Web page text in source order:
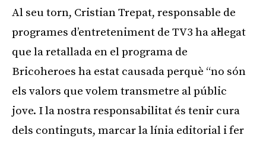
Al seu torn, Cristian Trepat, responsable de
programes d’entreteniment de TV3 ha al·legat
que la retallada en el programa de
Bricoheroes ha estat causada perquè “no són
els valors que volem transmetre al públic
jove. I la nostra responsabilitat és tenir cura
dels continguts, marcar la línia editorial i fer